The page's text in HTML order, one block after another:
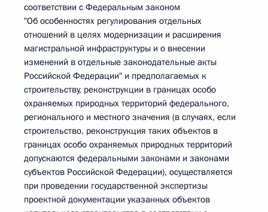
соответствии с Федеральным законом
"Об особенностях регулирования отдельных
отношений в целях модернизации и расширения
магистральной инфраструктуры и о внесении
изменений в отдельные законодательные акты
Российской Федерации" и предполагаемых к
строительству, реконструкции в границах особо
охраняемых природных территорий федерального,
регионального и местного значения (в случаях, если
строительство, реконструкция таких объектов в
границах особо охраняемых природных территорий
допускаются федеральными законами и законами
субъектов Российской Федерации), осуществляется
при проведении государственной экспертизы
проектной документации указанных объектов